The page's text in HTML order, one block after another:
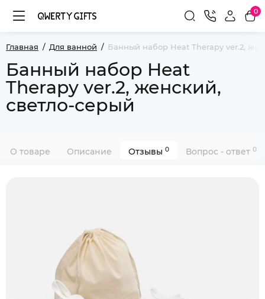
0
Главная Для ванной Банный набор Heat Therapy ver.2,
Банный набор Heat
Therapy ver.2, женский,
светло-серый
О товаре Описание Отзывы 0 Вопрос - ответ 0